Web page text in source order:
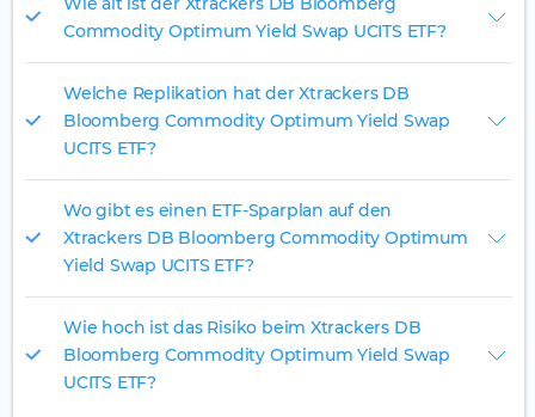
Commodity Optimum Yield Swap UCITS ETF?
Welche Replikation hat der Xtrackers DB
Bloomberg Commodity Optimum Yield Swap
UCITS ETF?
Wo gibt es einen ETF-Sparplan auf den
Xtrackers DB Bloomberg Commodity Optimum
Yield Swap UCITS ETF?
Wie hoch ist das Risiko beim Xtrackers DB
Bloomberg Commodity Optimum Yield Swap
UCITS ETF?